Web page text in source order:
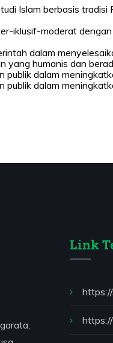
Islam berbasis
iklusif-moderat
dalam
yang humanis dan
dalam
dalam
Link